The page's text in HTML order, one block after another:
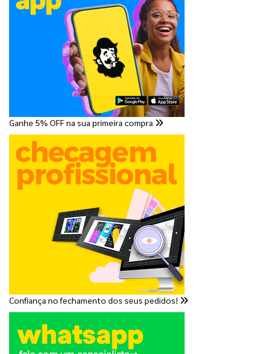
Ganhe 5% OFF na sua primeira compra
Confiança no fechamento dos seus pedidos!